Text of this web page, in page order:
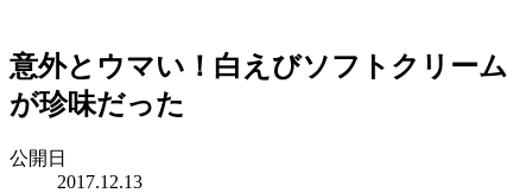
意外とウマい！白えびソフトクリーム
が珍味だった
公開日
2017.12.13